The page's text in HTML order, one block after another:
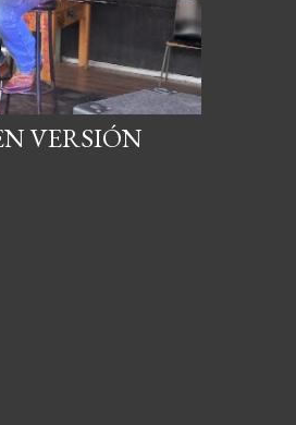
VERSIÓN